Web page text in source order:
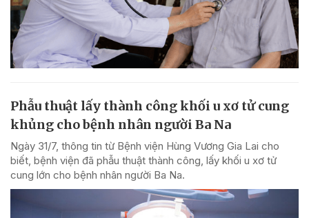
Phẫu thuật lấy thành công khối u xơ tử cung
khủng cho bệnh nhân người Ba Na
Ngày 31/7, thông tin từ Bệnh viện Hùng Vương Gia Lai cho
biết, bệnh viện đã phẫu thuật thành công, lấy khối u xơ tử
cung lớn cho bệnh nhân người Ba Na.